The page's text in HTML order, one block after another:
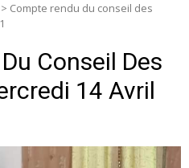
> Compte rendu du conseil des
Conseil Des
14 Avril